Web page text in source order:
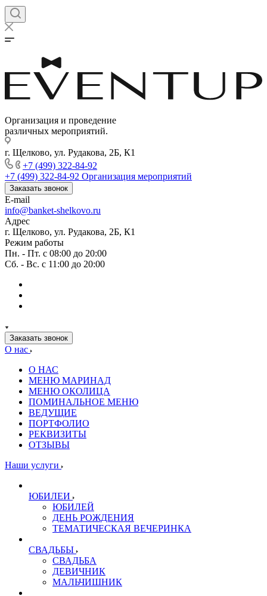
Организация и проведение
различных мероприятий.
г. Щелково, ул. Рудакова, 2Б, К1
+7 (499) 322-84-92
+7 (499) 322-84-92 Организация мероприятий
Заказать звонок
E-mail
info@banket-shelkovo.ru
Адрес
г. Щелково, ул. Рудакова, 2Б, К1
Режим работы
Пн. - Пт. с 08:00 до 20:00
Сб. - Вс. с 11:00 до 20:00
Заказать звонок
О нас
О НАС
МЕНЮ МАРИНАД
МЕНЮ ОКОЛИЦА
ПОМИНАЛЬНОЕ МЕНЮ
ВЕДУЩИЕ
ПОРТФОЛИО
РЕКВИЗИТЫ
ОТЗЫВЫ
Наши услуги
ЮБИЛЕИ
ЮБИЛЕЙ
ДЕНЬ РОЖДЕНИЯ
ТЕМАТИЧЕСКАЯ ВЕЧЕРИНКА
СВАДЬБЫ
СВАДЬБА
ДЕВИЧНИК
МАЛЬЧИШНИК